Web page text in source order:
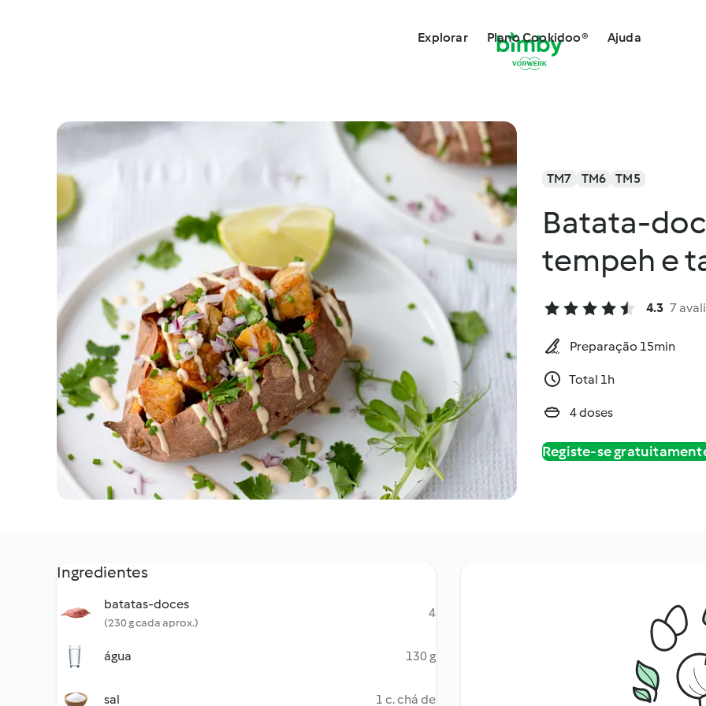
Explorar Plano Cookidoo® Ajuda
TM7 TM6 TM5
Batata-
tempeh e
4.3 7
Preparação 15min
Total 1h
4 doses
Registe-se
Ingredientes
batatas-doces
(230 g cada aprox.)
4
água 130 g
sal 1 c. chá de